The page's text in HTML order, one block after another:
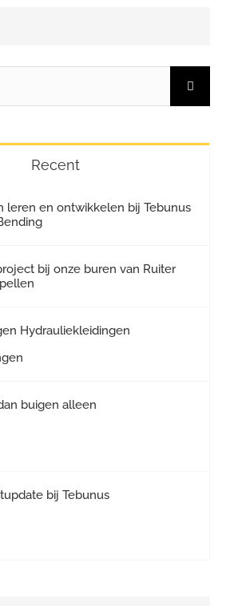
Recent
leren en ontwikkelen bij Tebunus
bij onze buren van Ruiter
Hydrauliekleidingen
buigen alleen
bij Tebunus